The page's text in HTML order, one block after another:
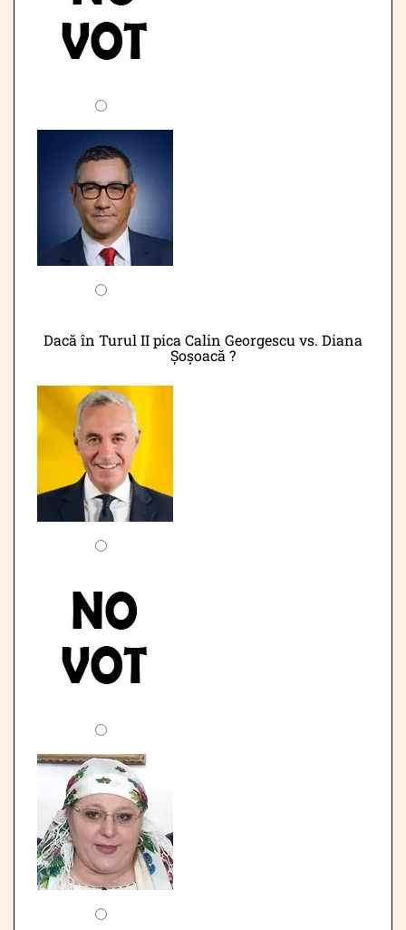
Dacă în Turul II pica Calin Georgescu vs. Diana
Șoșoacă ?